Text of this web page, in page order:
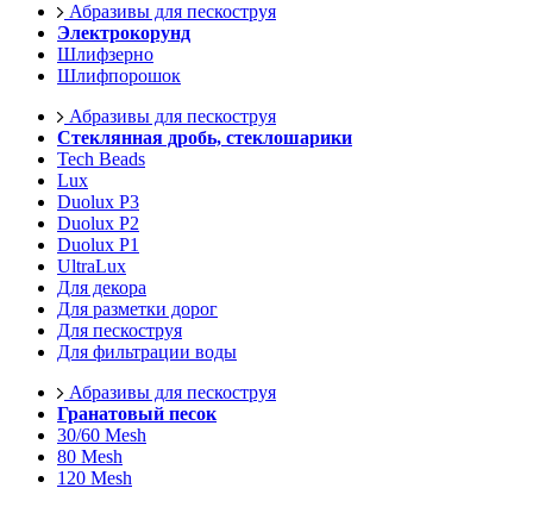
Абразивы для пескоструя
Электрокорунд
Шлифзерно
Шлифпорошок
Абразивы для пескоструя
Стеклянная дробь, стеклошарики
Tech Beads
Lux
Duolux P3
Duolux P2
Duolux P1
UltraLux
Для декора
Для разметки дорог
Для пескоструя
Для фильтрации воды
Абразивы для пескоструя
Гранатовый песок
30/60 Mesh
80 Mesh
120 Mesh